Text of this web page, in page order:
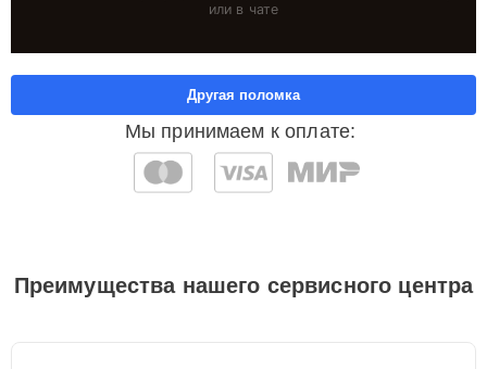
или в чате
Мы принимаем к оплате:
Другая поломка
Преимущества нашего сервисного центра